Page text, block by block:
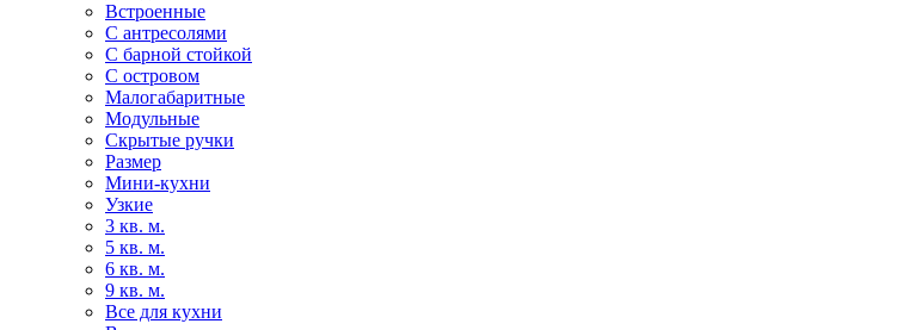
Встроенные
С антресолями
С барной стойкой
С островом
Малогабаритные
Модульные
Скрытые ручки
Размер
Мини-кухни
Узкие
3 кв. м.
5 кв. м.
6 кв. м.
9 кв. м.
Все для кухни